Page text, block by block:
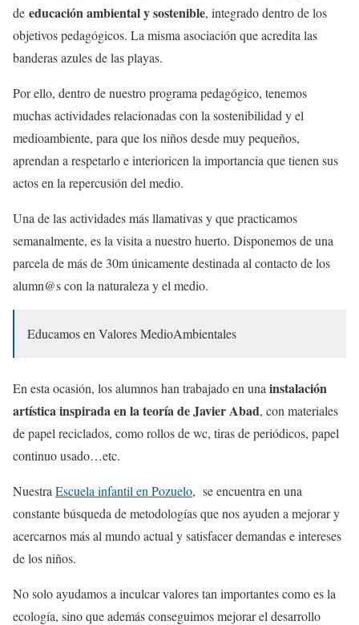
de educación ambiental y sostenible, integrado dentro de los
objetivos pedagógicos. La misma asociación que acredita las
banderas azules de las playas.
Por ello, dentro de nuestro programa pedagógico, tenemos
muchas actividades relacionadas con la sostenibilidad y el
medioambiente, para que los niños desde muy pequeños,
aprendan a respetarlo e interioricen la importancia que tienen sus
actos en la repercusión del medio.
Una de las actividades más llamativas y que practicamos
semanalmente, es la visita a nuestro huerto. Disponemos de una
parcela de más de 30m únicamente destinada al contacto de los
alumn@s con la naturaleza y el medio.
Educamos en Valores MedioAmbientales
En esta ocasión, los alumnos han trabajado en una instalación
artística inspirada en la teoría de Javier Abad, con materiales
de papel reciclados, como rollos de wc, tiras de periódicos, papel
continuo usado…etc.
Nuestra Escuela infantil en Pozuelo, se encuentra en una
constante búsqueda de metodologías que nos ayuden a mejorar y
acercarnos más al mundo actual y satisfacer demandas e intereses
de los niños.
No solo ayudamos a inculcar valores tan importantes como es la
ecología, sino que además conseguimos mejorar el desarrollo